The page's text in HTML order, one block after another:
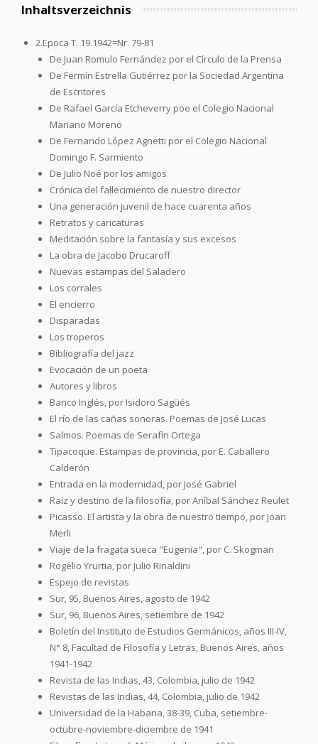
Inhaltsverzeichnis
2.Epoca T. 19.1942=Nr. 79-81
De Juan Romulo Fernández por el Círculo de la Prensa
De Fermín Estrella Gutiérrez por la Sociedad Argentina
de Escritores
De Rafael García Etcheverry poe el Colegio Nacional
Mariano Moreno
De Fernando López Agnetti por el Colegio Nacional
Domingo F. Sarmiento
De Julio Noé por los amigos
Crónica del fallecimiento de nuestro director
Una generación juvenil de hace cuarenta años
Retratos y caricaturas
Meditación sobre la fantasía y sus excesos
La obra de Jacobo Drucaroff
Nuevas estampas del Saladero
Los corrales
El encierro
Disparadas
Los troperos
Bibliografía del jazz
Evocación de un poeta
Autores y libros
Banco Inglés, por Isidoro Sagüés
El río de las cañas sonoras. Poemas de José Lucas
Salmos. Poemas de Serafín Ortega
Tipacoque. Estampas de provincia, por E. Caballero
Calderón
Entrada en la modernidad, por José Gabriel
Raíz y destino de la filosofía, por Aníbal Sánchez Reulet
Picasso. El artista y la obra de nuestro tiempo, por Joan
Merli
Viaje de la fragata sueca "Eugenia", por C. Skogman
Rogelio Yrurtia, por Julio Rinaldini
Espejo de revistas
Sur, 95, Buenos Aires, agosto de 1942
Sur, 96, Buenos Aires, setiembre de 1942
Boletín del Instituto de Estudios Germánicos, años III-IV,
N° 8, Facultad de Filosofía y Letras, Buenos Aires, años
1941-1942
Revista de las Indias, 43, Colombia, julio de 1942
Revistas de las Indias, 44, Colombia, julio de 1942
Universidad de la Habana, 38-39, Cuba, setiembre-
octubre-noviembre-diciembre de 1941